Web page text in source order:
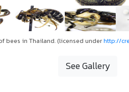
bees in Thailand. (licensed underhttp://
See Gallery